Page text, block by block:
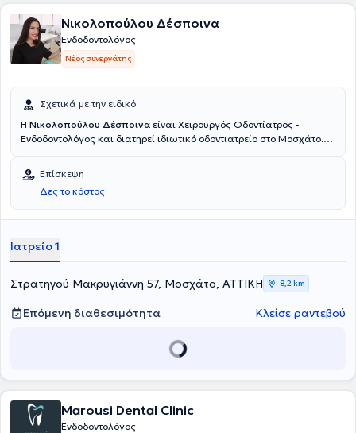
Νικολοπούλου Δέσποινα
Ενδοδοντολόγος
Νέος συνεργάτης
Σχετικά με την ειδικό
Η Νικολοπούλου Δέσποινα είναι Χειρουργός Οδοντίατρος -
Ενδοδοντολόγος και διατηρεί ιδιωτικό οδοντιατρείο στο Μοσχάτο.
Καποδιστριακού Πανεπιστημίου Αθηνών και κάτοχος
μεταπτυχιακού στην Ενδοδοντολογία από το University of Central
Lancashire. Διαθέτει πολυετή εμπειρία και κατάρτιση έχοντας
εργαστεί σε μεγάλες κλινικές, τόσο της Ελλάδας όσο και του
Επίσκεψη
Δες το κόστος
Ιατρείο 1
Στρατηγού Μακρυγιάννη 57, Μοσχάτο, ΑΤΤΙΚΗ 8,2 km
Επόμενη διαθεσιμότητα Κλείσε ραντεβού
Marousi Dental Clinic
Ενδοδοντολόγος